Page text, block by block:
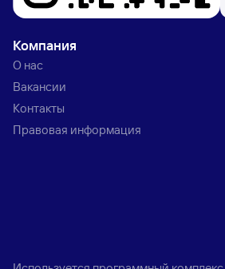
Компания
О нас
Вакансии
Контакты
Правовая информация